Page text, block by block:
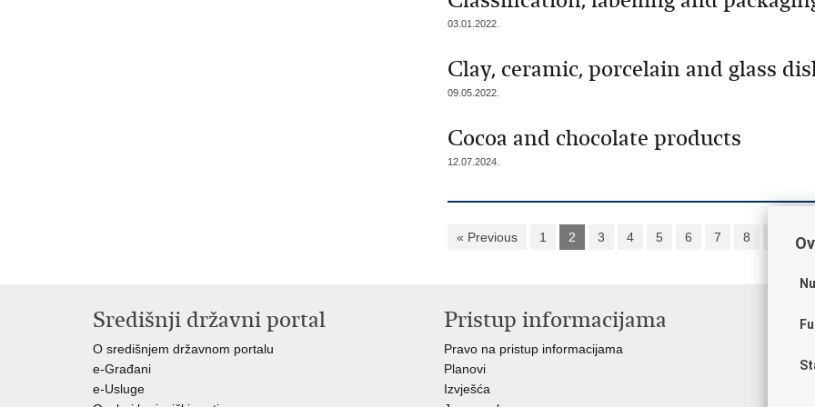
03.01.2022.
Clay, ceramic, porcelain and glass
09.05.2022.
Cocoa and chocolate products
12.07.2024.
« Previous 1 2 3 4 5 6 7 8 10
Središnji državni portal
O središnjem državnom portalu
e-Građani
e-Usluge
Pristup informacijama
Pravo na pristup informacijama
Planovi
Izvješća